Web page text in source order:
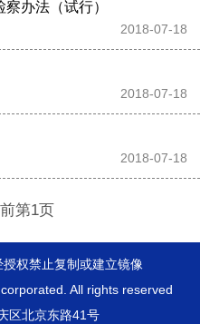
办法（试行）
2018-07-18
2018-07-18
2018-07-18
第1页
权禁止复制或建立镜像
All rights reserved
区北京东路41号